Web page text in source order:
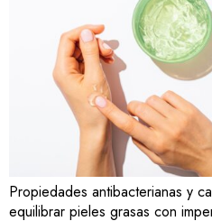
Propiedades antibacterianas y
equilibrar pieles grasas con